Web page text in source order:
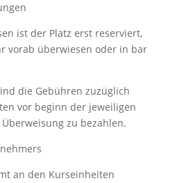
ist der Platz erst reserviert,
vorab überwiesen oder in bar
die Gebühren zuzüglich
vor beginn der jeweiligen
zu bezahlen.
an den Kurseinheiten